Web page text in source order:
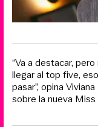
“Va a destacar,
llegar al top five,
pasar”, opina
sobre la nueva Miss